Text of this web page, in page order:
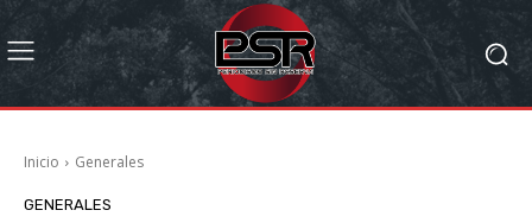
Inicio Generales
GENERALES